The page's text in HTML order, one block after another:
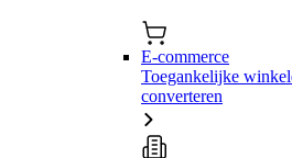
E-commerce
Toegankelijke
converteren